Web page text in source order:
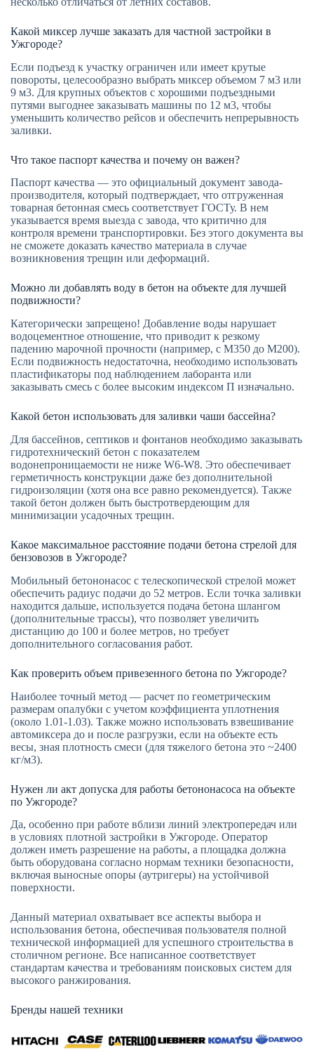
Какой миксер лучше заказать для частной застройки в
Ужгороде?
Если подъезд к участку ограничен или имеет крутые
повороты, целесообразно выбрать миксер объемом 7 м3 или
9 м3. Для крупных объектов с хорошими подъездными
путями выгоднее заказывать машины по 12 м3, чтобы
уменьшить количество рейсов и обеспечить непрерывность
заливки.
Что такое паспорт качества и почему он важен?
Паспорт качества — это официальный документ завода-
производителя, который подтверждает, что отгруженная
товарная бетонная смесь соответствует ГОСТу. В нем
указывается время выезда с завода, что критично для
контроля времени транспортировки. Без этого документа вы
не сможете доказать качество материала в случае
возникновения трещин или деформаций.
Можно ли добавлять воду в бетон на объекте для лучшей
подвижности?
Категорически запрещено! Добавление воды нарушает
водоцементное отношение, что приводит к резкому
падению марочной прочности (например, с М350 до М200).
Если подвижность недостаточна, необходимо использовать
пластификаторы под наблюдением лаборанта или
заказывать смесь с более высоким индексом П изначально.
Какой бетон использовать для заливки чаши бассейна?
Для бассейнов, септиков и фонтанов необходимо заказывать
гидротехнический бетон с показателем
водонепроницаемости не ниже W6-W8. Это обеспечивает
герметичность конструкции даже без дополнительной
гидроизоляции (хотя она все равно рекомендуется). Также
такой бетон должен быть быстротвердеющим для
минимизации усадочных трещин.
Какое максимальное расстояние подачи бетона стрелой для
бензовозов в Ужгороде?
Мобильный бетононасос с телескопической стрелой может
обеспечить радиус подачи до 52 метров. Если точка заливки
находится дальше, используется подача бетона шлангом
(дополнительные трассы), что позволяет увеличить
дистанцию до 100 и более метров, но требует
дополнительного согласования работ.
Как проверить объем привезенного бетона по Ужгороде?
Наиболее точный метод — расчет по геометрическим
размерам опалубки с учетом коэффициента уплотнения
(около 1.01-1.03). Также можно использовать взвешивание
автомиксера до и после разгрузки, если на объекте есть
весы, зная плотность смеси (для тяжелого бетона это ~2400
кг/м3).
Нужен ли акт допуска для работы бетононасоса на объекте
по Ужгороде?
Да, особенно при работе вблизи линий электропередач или
в условиях плотной застройки в Ужгороде. Оператор
должен иметь разрешение на работы, а площадка должна
быть оборудована согласно нормам техники безопасности,
включая выносные опоры (аутригеры) на устойчивой
поверхности.
Данный материал охватывает все аспекты выбора и
использования бетона, обеспечивая пользователя полной
технической информацией для успешного строительства в
столичном регионе. Все написанное соответствует
стандартам качества и требованиям поисковых систем для
высокого ранжирования.
Бренды нашей техники